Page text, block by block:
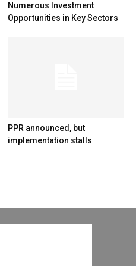
Numerous Investment
Opportunities in Key Sectors
PPR announced, but
implementation stalls